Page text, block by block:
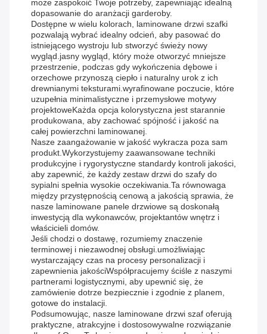
może zaspokoić Twoje potrzeby, zapewniając idealną
dopasowanie do aranżacji garderoby.
Dostępne w wielu kolorach, laminowane drzwi szafki
pozwalają wybrać idealny odcień, aby pasować do
istniejącego wystroju lub stworzyć świeży nowy
wygląd.jasny wygląd, który może otworzyć mniejsze
przestrzenie, podczas gdy wykończenia dębowe i
orzechowe przynoszą ciepło i naturalny urok z ich
drewnianymi teksturami.wyrafinowane poczucie, które
uzupełnia minimalistyczne i przemysłowe motywy
projektoweKażda opcja kolorystyczna jest starannie
produkowana, aby zachować spójność i jakość na
całej powierzchni laminowanej.
Nasze zaangażowanie w jakość wykracza poza sam
produkt.Wykorzystujemy zaawansowane techniki
produkcyjne i rygorystyczne standardy kontroli jakości,
aby zapewnić, że każdy zestaw drzwi do szafy do
sypialni spełnia wysokie oczekiwania.Ta równowaga
między przystępnością cenową a jakością sprawia, że
nasze laminowane panele drzwiowe są doskonałą
inwestycją dla wykonawców, projektantów wnętrz i
właścicieli domów.
Jeśli chodzi o dostawę, rozumiemy znaczenie
terminowej i niezawodnej obsługi.umożliwiając
wystarczający czas na procesy personalizacji i
zapewnienia jakościWspółpracujemy ściśle z naszymi
partnerami logistycznymi, aby upewnić się, że
zamówienie dotrze bezpiecznie i zgodnie z planem,
gotowe do instalacji.
Podsumowując, nasze laminowane drzwi szaf oferują
praktyczne, atrakcyjne i dostosowywalne rozwiązanie